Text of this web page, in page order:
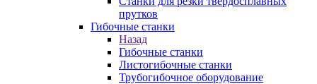
прутков
Гибочные станки
Назад
Гибочные станки
Листогибочные станки
Трубогибочное оборудование